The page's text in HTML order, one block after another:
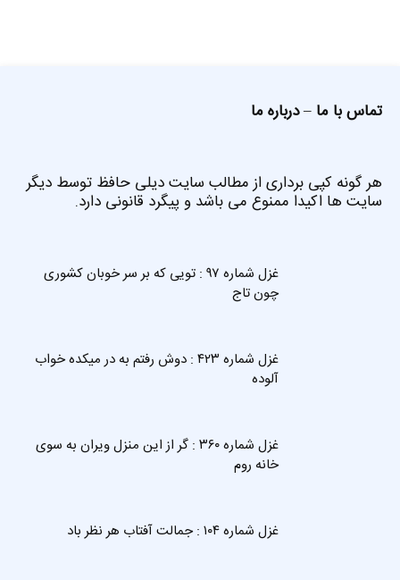
تماس با ما –درباره ما
هر گونه کپی برداری از مطالب سایت دیلی حافظ توسط دیگر
سایت ها اکیدا ممنوع می باشد و پیگرد قانونی دارد.
غزل شماره ۹۷ : تویی که بر سر خوبان کشوری
چون تاج
غزل شماره ۴۲۳ : دوش رفتم به در میکده خواب
آلوده
غزل شماره ۳۶۰ : گر از این منزل ویران به سوی
خانه روم
غزل شماره ۱۰۴ : جمالت آفتاب هر نظر باد